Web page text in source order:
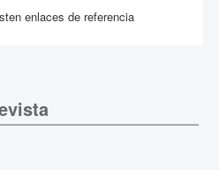
enlaces de referencia